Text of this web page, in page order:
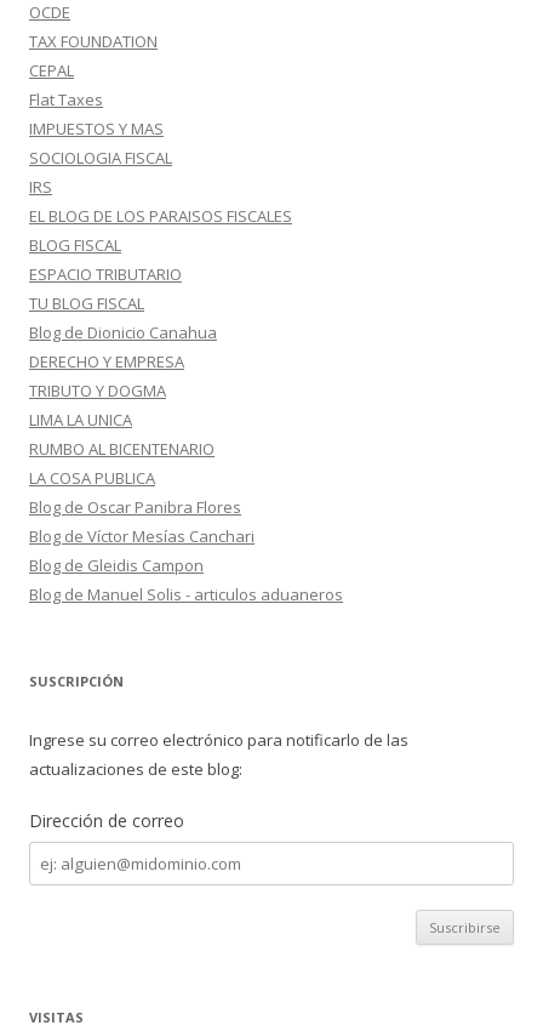
OCDE
TAX FOUNDATION
CEPAL
Flat Taxes
IMPUESTOS Y MAS
SOCIOLOGIA FISCAL
IRS
EL BLOG DE LOS PARAISOS FISCALES
BLOG FISCAL
ESPACIO TRIBUTARIO
TU BLOG FISCAL
Blog de Dionicio Canahua
DERECHO Y EMPRESA
TRIBUTO Y DOGMA
LIMA LA UNICA
RUMBO AL BICENTENARIO
LA COSA PUBLICA
Blog de Oscar Panibra Flores
Blog de Víctor Mesías Canchari
Blog de Gleidis Campon
Blog de Manuel Solis - articulos aduaneros
SUSCRIPCIÓN
Ingrese su correo electrónico para notificarlo de las
actualizaciones de este blog:
Dirección de correo
Dirección
de
correo
VISITAS